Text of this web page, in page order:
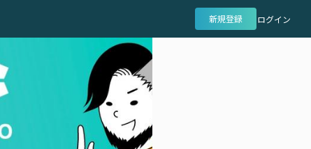
新規登録 ログイン